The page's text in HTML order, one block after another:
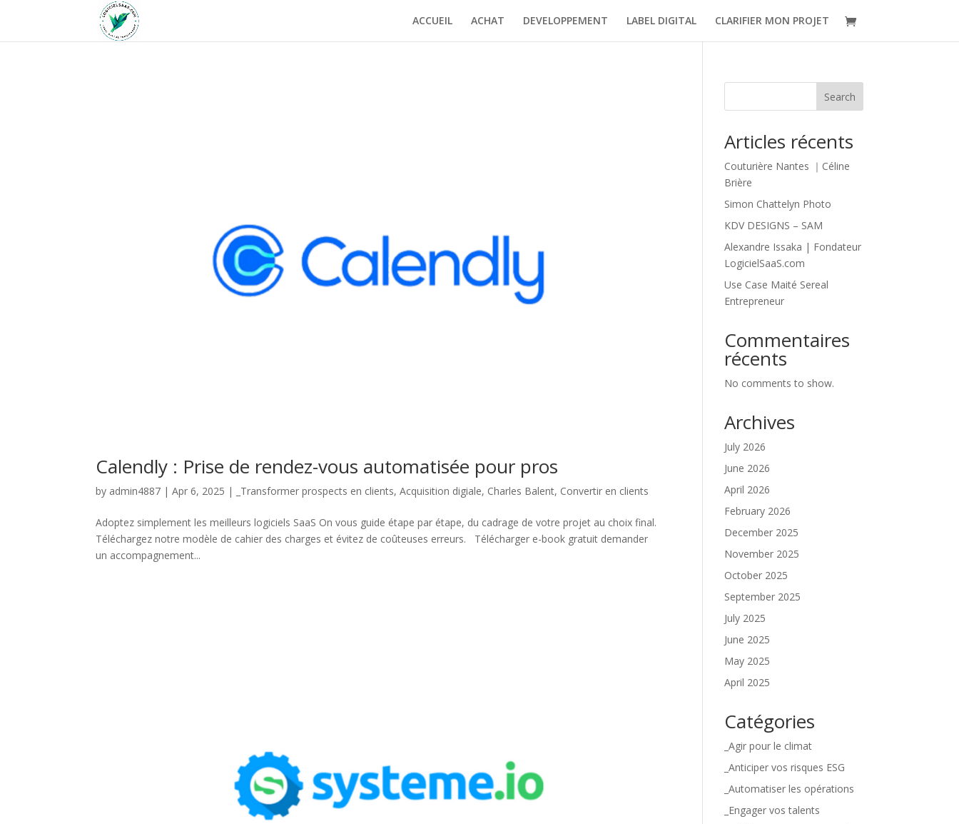
ACCUEIL ACHAT DEVELOPPEMENT LABEL DIGITAL CLARIFIER MON PROJET
Calendly : Prise de rendez-vous automatisée pour pros
by admin4887 |Apr 6, 2025 | _Transformer prospects en clients,Acquisition digiale, Charles Balent, Convertir en clients
Adoptez simplement les meilleurs logiciels SaaS On vous guide étape par étape, du cadrage de votre projet au choix final.
Téléchargez notre modèle de cahier des charges et évitez de coûteuses erreurs. Télécharger e-book gratuit demander
un accompagnement...
Search
Articles récents
Couturière Nantes ｜Céline
Brière
Simon Chattelyn Photo
KDV DESIGNS – SAM
Alexandre Issaka | Fondateur
LogicielSaaS.com
Use Case Maité Sereal
Entrepreneur
Commentaires
récents
No comments to show.
Archives
July 2026
June 2026
April 2026
February 2026
December 2025
November 2025
October 2025
September 2025
July 2025
June 2025
May 2025
April 2025
Catégories
_Agir pour le climat
_Anticiper vos risques ESG
_Automatiser les opérations
_Engager vos talents